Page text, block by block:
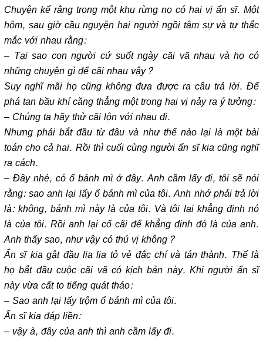
Chuyện kể rằng trong một khu rừng nọ có hai vị ẩn sĩ. Một
hôm, sau giờ cầu nguyện hai người ngồi tâm sự và tự thắc
mắc với nhau rằng:
– Tại sao con người cứ suốt ngày cãi vã nhau và họ có
những chuyện gì để cãi nhau vậy?
Suy nghĩ mãi họ cũng không đưa được ra câu trả lời. Để
phá tan bầu khí căng thẳng một trong hai vị nảy ra ý tưởng:
– Chúng ta hãy thử cãi lộn với nhau đi.
Nhưng phải bắt đầu từ đâu và như thế nào lại là một bài
toán cho cả hai. Rồi thì cuối cùng người ẩn sĩ kia cũng nghĩ
ra cách.
– Đây nhé, có ổ bánh mì ở đây. Anh cầm lấy đi, tôi sẽ nói
rằng: sao anh lại lấy ổ bánh mì của tôi. Anh nhớ phải trả lời
là: không, bánh mì này là của tôi. Và tôi lại khẳng định nó
là của tôi. Rồi anh lại cố cãi để khẳng định đó là của anh.
Anh thấy sao, như vậy có thú vị không?
Ẩn sĩ kia gật đầu lia lịa tỏ vẻ đắc chí và tán thành. Thế là
họ bắt đầu cuộc cãi vã có kịch bản này. Khi người ẩn sĩ
này vừa cất to tiếng quát tháo:
– Sao anh lại lấy trộm ổ bánh mì của tôi.
Ẩn sĩ kia đáp liền:
– vậy à, đây của anh thì anh cầm lấy đi.